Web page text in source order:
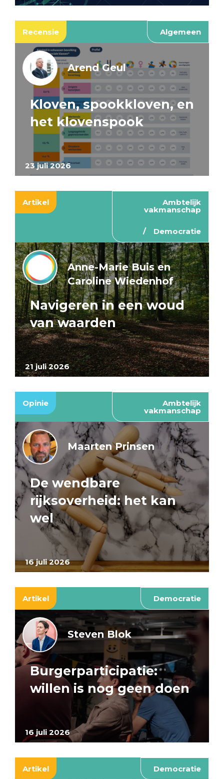
Recensie Algemeen
23 juli 2026
Arend Geul
Kloven, spookkloven, en
het klovenspook
Artikel Ambtelijk
vakmanschap
Democratie
21 juli 2026
Anne-Marie Buis en
Caroline Wiedenhof
Navigeren in een woud
van waarden
Opinie Ambtelijk
vakmanschap
16 juli 2026
Maarten Prinsen
De wendbare
rijksoverheid: het kan
wel
Artikel Democratie
16 juli 2026
Steven Blok
Burgerparticipatie:
willen is nog geen doen
Artikel Democratie